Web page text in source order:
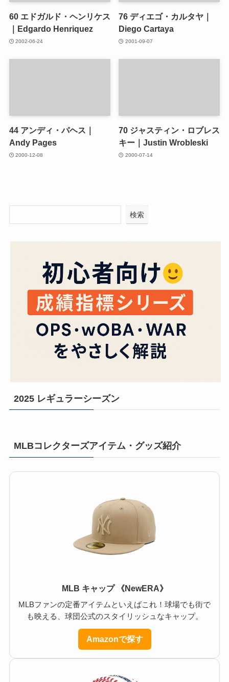
60エドガルド・ヘンリケス
｜Edgardo Henriquez
2002-06-24
76 ディエゴ・カルタヤ｜
Diego Cartaya
2001-09-07
44アンディ・パヘス｜
Andy Pages
2000-12-08
70 ジャスティン・ロブレス
キー｜Justin Wrobleski
2000-07-14
検索
2025 レギュラーシーズン
MLBコレクターズアイテム・グッズ紹介
MLB キャップ 《NewERA》
MLBファンの定番アイテムといえばこれ！球場でも街で
も映える、球団公式のスタイリッシュなキャップ。
Amazonで探す